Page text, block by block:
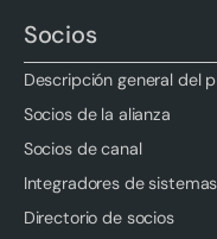
Socios
Descripción general del
Socios de la alianza
Socios de canal
Integradores de sistemas
Directorio de socios